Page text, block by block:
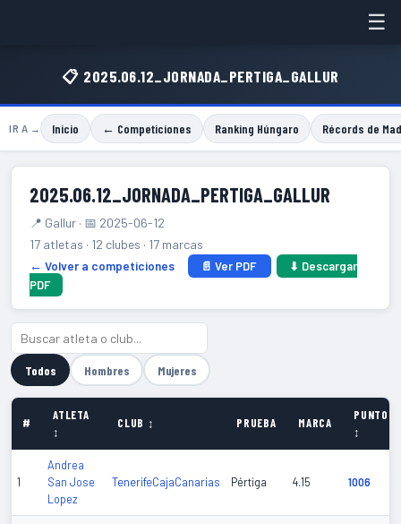
☰
📋 2025.06.12_JORNADA_PERTIGA_GALLUR
IR A → Inicio ← Competiciones Ranking Húngaro Récords de
2025.06.12_JORNADA_PERTIGA_GALLUR
📍 Gallur · 📅 2025-06-12
17 atletas · 12 clubes · 17 marcas
← Volver a competiciones
📄 Ver PDF
⬇ Descargar
PDF
Todos Hombres Mujeres
#
ATLETA
↕
CLUB ↕ PRUEBA MARCA
PUNTOS
↕
1
Andrea
San Jose
Lopez
TenerifeCajaCanarias Pértiga 4.15 1006